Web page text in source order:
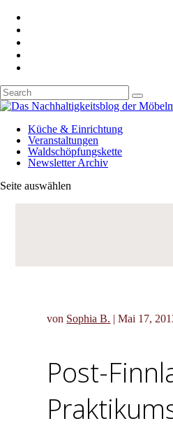
Küche & Einrichtung
Veranstaltungen
Waldschöpfungskette
Newsletter Archiv
Seite auswählen
von Sophia B. |Mai 17,
Post-